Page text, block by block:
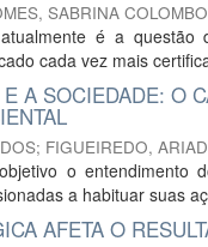
SABRINA COLOMBO
é a
cada vez mais
A SOCIEDADE: O
; FIGUEIREDO,
o
a habituar suas
AFETA O